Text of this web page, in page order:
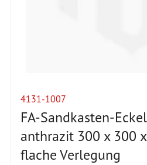
4131-1007
FA-Sandkasten-
anthrazit 300 x 300
flache Verlegung